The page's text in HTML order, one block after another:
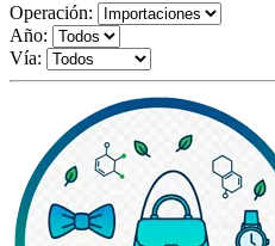
Operación:
Año:
Vía: